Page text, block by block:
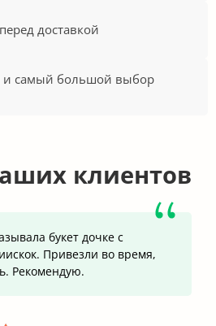
доставкой
и самый большой выбор
клиентов
букет дочке с
Привезли во время,
Рекомендую.